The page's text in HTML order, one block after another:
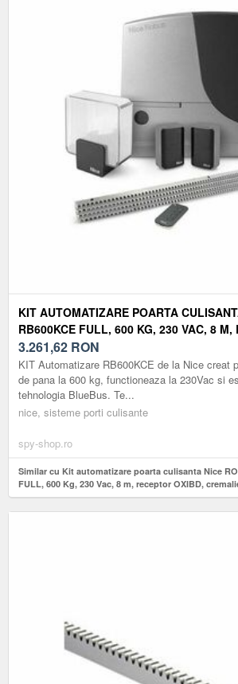
KIT AUTOMATIZARE POARTA
RB600KCE FULL, 600 KG, 230 VAC, 8 M,
CREMALIERA METALICA
3.261,62 RON
KIT Automatizare RB600KCE de la Nice creat
de pana la 600 kg, functioneaza la 230Vac si
tehnologia BlueBus. Te...
nice, sisteme porti culisante
spy-shop.ro
Similar cu Kit automatizare poarta culisanta Nice
FULL, 600 Kg, 230 Vac, 8 m, receptor OXIBD,